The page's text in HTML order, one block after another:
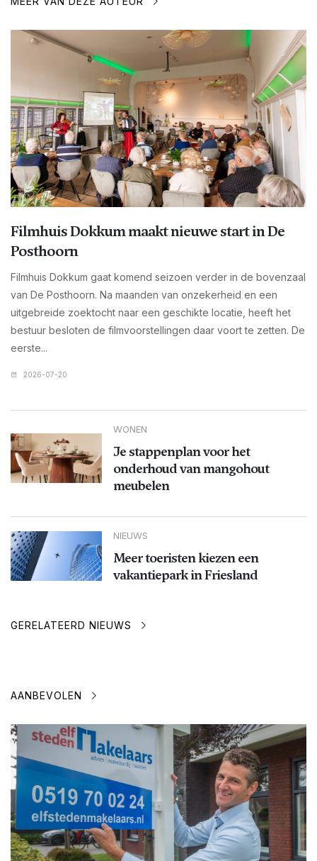
Filmhuis Dokkum maakt nieuwe start in De
Posthoorn
Filmhuis Dokkum gaat komend seizoen verder in de bovenzaal
van De Posthoorn. Na maanden van onzekerheid en een
uitgebreide zoektocht naar een geschikte locatie, heeft het
bestuur besloten de filmvoorstellingen daar voort te zetten. De
eerste...
2026-07-20
WONEN
Je stappenplan voor het
onderhoud van mangohout
meubelen
NIEUWS
Meer toeristen kiezen een
vakantiepark in Friesland
GERELATEERD NIEUWS
AANBEVOLEN